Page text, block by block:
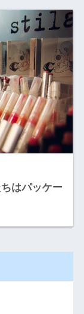
はパッケー